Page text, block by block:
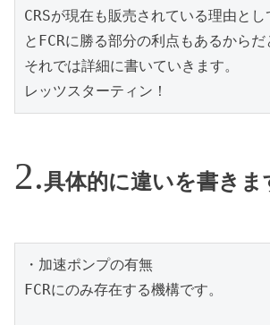
CRSが現在も販売されている理由と
とFCRに勝る部分の利点もあるからだ
それでは詳細に書いていきます。
レッツスターティン！
具体的に違いを書きま
・加速ポンプの有無
FCRにのみ存在する機構です。